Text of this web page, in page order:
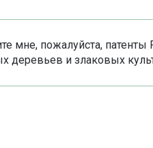
мне, пожалуйста,
деревьев и злаковых